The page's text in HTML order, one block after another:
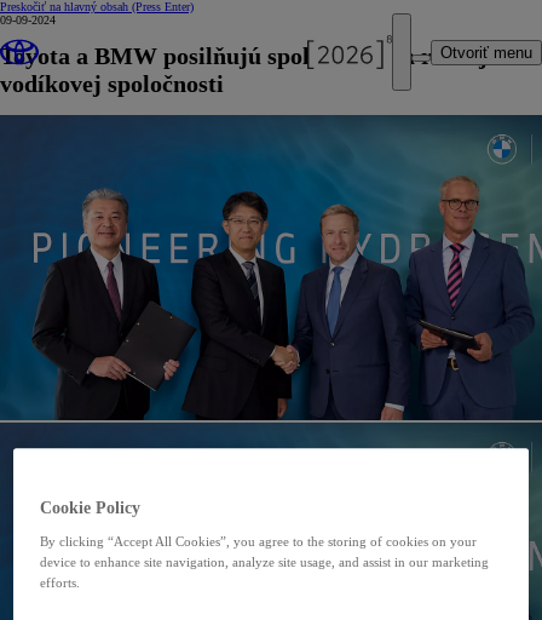
Preskočiť na hlavný obsah (Press Enter)
Otvoriť menu
09-09-2024
Toyota a BMW posilňujú spoluprácu na rozvoji
vodíkovej spoločnosti
Cookie Policy
By clicking “Accept All Cookies”, you agree to the storing of cookies on your
device to enhance site navigation, analyze site usage, and assist in our marketing
efforts.